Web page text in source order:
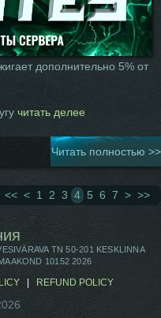
дополнительно 5% от
читать делее
Читать полностью >>
<< < 1 2 3 4 5 6 7 > >>
TN 50-201 KESKLINNA
10152 2026
| REFUND POLICY